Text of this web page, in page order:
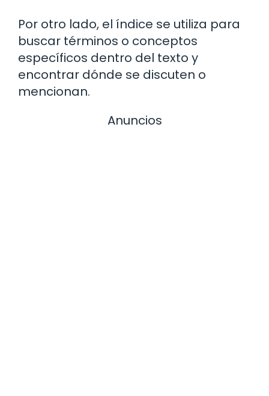
Por otro lado, el índice se utiliza para
buscar términos o conceptos
específicos dentro del texto y
encontrar dónde se discuten o
mencionan.
Anuncios